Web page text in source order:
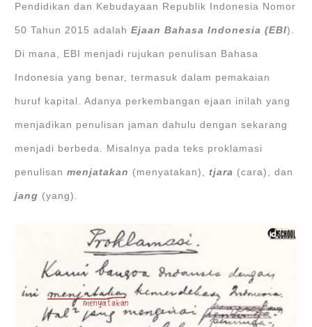
Pendidikan dan Kebudayaan Republik Indonesia Nomor
50 Tahun 2015 adalahEjaan Bahasa Indonesia (EBI).
Di mana, EBI menjadi rujukan penulisan Bahasa
Indonesia yang benar, termasuk dalam pemakaian
huruf kapital. Adanya perkembangan ejaan inilah yang
menjadikan penulisan jaman dahulu dengan sekarang
menjadi berbeda. Misalnya pada teks proklamasi
penulisanmenjatakan (menyatakan),tjara (cara), dan
jang (yang).